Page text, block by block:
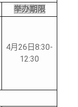
举办期限
4月26日8:30-
12:30